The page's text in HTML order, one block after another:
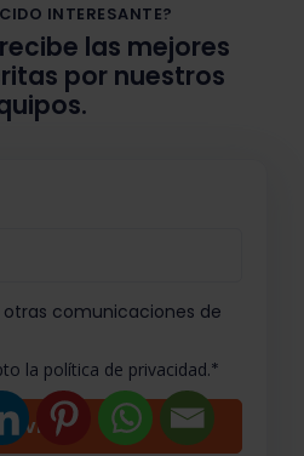
INTERESANTE?
las mejores
por nuestros
comunicaciones de
la política de privacidad.*